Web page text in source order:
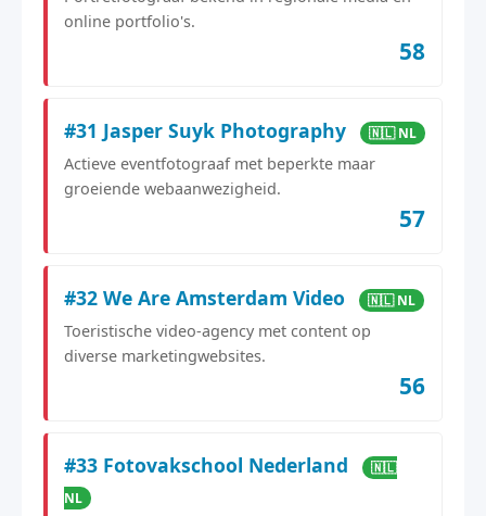
online portfolio's.
58
#31 Jasper Suyk Photography 🇳🇱 NL
Actieve eventfotograaf met beperkte maar
groeiende webaanwezigheid.
57
#32 We Are Amsterdam Video 🇳🇱 NL
Toeristische video-agency met content op
diverse marketingwebsites.
56
#33 Fotovakschool Nederland
🇳🇱
NL